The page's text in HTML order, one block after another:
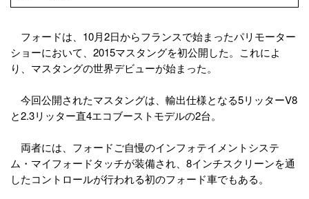
フォードは、10月2日からフランスで始まったパリモーター
ショーにおいて、2015マスタングを初公開した。これによ
り、マスタングの世界デビューが始まった。
今回公開されたマスタングは、輸出仕様となる5リッターV8
と2.3リッター直4エコブーストモデルの2台。
両者には、フォードご自慢のインフォテイメントシステ
ム・マイフォードタッチが装備され、8インチスクリーンを通
したコントロールが行われる初のフォード車でもある。